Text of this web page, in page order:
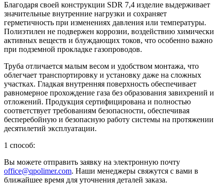
Благодаря своей конструкции SDR 7,4 изделие выдерживает
значительные внутренние нагрузки и сохраняет
герметичность при изменениях давления или температуры.
Полиэтилен не подвержен коррозии, воздействию химически
активных веществ и блуждающих токов, что особенно важно
при подземной прокладке газопроводов.
Труба отличается малым весом и удобством монтажа, что
облегчает транспортировку и установку даже на сложных
участках. Гладкая внутренняя поверхность обеспечивает
равномерное прохождение газа без образования завихрений и
отложений. Продукция сертифицирована и полностью
соответствует требованиям безопасности, обеспечивая
бесперебойную и безопасную работу системы на протяжении
десятилетий эксплуатации.
1 способ:
Вы можете отправить заявку на электронную почту
office@qpolimer.com. Наши менеджеры свяжутся с вами в
ближайшее время для уточнения деталей заказа.